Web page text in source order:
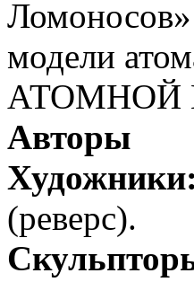
Ломоносов»
модели
АТОМНОЙ
Авторы
Художники:
(реверс).